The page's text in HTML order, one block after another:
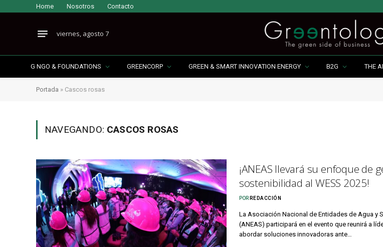
Home Nosotros Contacto
viernes, agosto 7
G NGO & FOUNDATIONS GREENCORP GREEN & SMART INNOVATION ENERGY B2G THE
Portada » Cascos rosas
NAVEGANDO: CASCOS ROSAS
¡ANEAS llevará su enfoque de
sostenibilidad al WESS 2025!
POR REDACCIÓN
La Asociación Nacional de Entidades de Agua y
(ANEAS) participará en el evento que reunirá a
abordar soluciones innovadoras ante…